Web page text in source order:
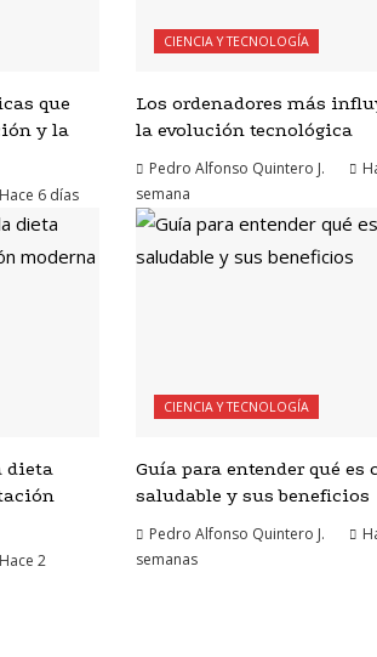
que
y la
Hace 6 días
CIENCIA Y TECNOLOGÍA
Los ordenadores más
la evolución tecnológica
Pedro Alfonso Quintero J.
semana
dieta
Hace 2
CIENCIA Y TECNOLOGÍA
Guía para entender qué es
saludable y sus beneficios
Pedro Alfonso Quintero J.
semanas